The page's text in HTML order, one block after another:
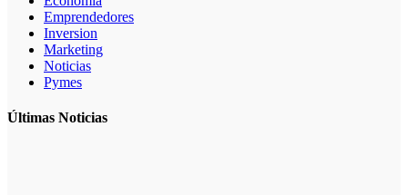
Emprendedores
Inversion
Marketing
Noticias
Pymes
Últimas Noticias